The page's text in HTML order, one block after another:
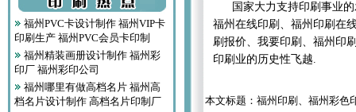
福州PVC卡设计制作 福州VIP卡
印刷生产 福州PVC会员卡印制
福州精装画册设计制作 福州彩
印厂 福州彩印公司
福州哪里有做高档名片 福州高
档名片设计制作 高档名片印制厂
国家大力支持印刷事业的
福州在线印刷、福州印刷在
刷报价、我要印刷、福州印
印刷业的历史性飞越.
本文标题： 福州印刷、福州彩色